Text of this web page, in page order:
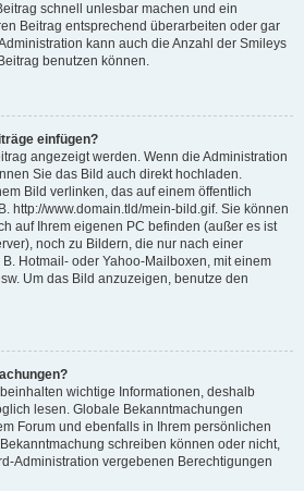
schnell unlesbar machen und ein
Beitrag entsprechend überarbeiten oder gar
kann auch die Anzahl der Smileys
benutzen können.
einfügen?
angezeigt werden. Wenn die Administration
Sie das Bild auch direkt hochladen.
Bild verlinken, das auf einem öffentlich
http://www.domain.tld/mein-bild.gif. Sie können
auf Ihrem eigenen PC befinden (außer es ist
noch zu Bildern, die nur nach einer
Hotmail- oder Yahoo-Mailboxen, mit einem
Um das Bild anzuzeigen, benutze den
wichtige Informationen, deshalb
lesen. Globale Bekanntmachungen
Forum und ebenfalls in Ihrem persönlichen
schreiben können oder nicht,
Administration vergebenen Berechtigungen